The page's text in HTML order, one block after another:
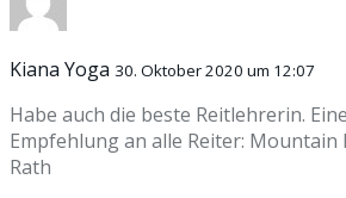
Kiana Yoga 30. Oktober 2020 um 12:07
Habe auch die beste Reitlehrerin.
Empfehlung an alle Reiter: Mountain
Rath